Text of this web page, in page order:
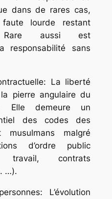
dans de rares cas,
faute lourde restant
Rare aussi est
responsabilité sans
La liberté
pierre angulaire du
Elle demeure un
des codes des
malgré
d’ordre public
contrats
…).
L’évolution